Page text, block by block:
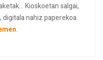
Kioskoetan salgai,
nahiz paperekoa.
.